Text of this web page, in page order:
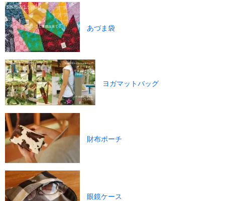
あづま袋
ヨガマットバッグ
財布ポーチ
眼鏡ケース